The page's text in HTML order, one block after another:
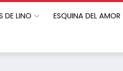
DE LINO ESQUINA DEL AMOR